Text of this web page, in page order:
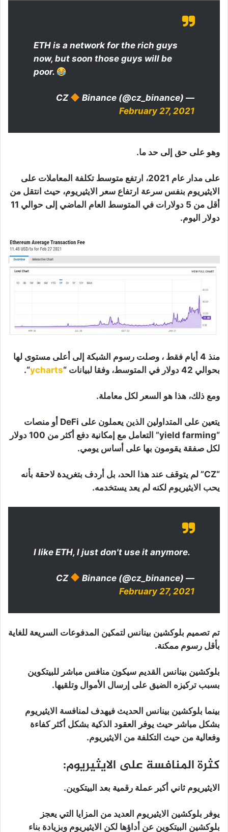
ETH is a network for the rich guys
now, but soon those guys will be
poor.
— CZ
Binance (@cz_binance)
February 27, 2021
وهو على حق إلى حد ما.
على مدار عام 2021، ارتفع متوسط ​​تكلفة المعاملات على
الايثيريوم بنفس سرعة ارتفاع سعر الايثيريوم، حيث انتقل من
أقل من 5 دولارات في المتوسط ​​العام الماضي إلى حوالي 11
دولار اليوم.
منذ 4 أيام فقط ، وصلت رسوم الشبكة إلى أعلى مستوى لها
بحوالي 42 دولار في المتوسط​​، وفقا لبيانات “
ycharts
“.
ومع ذلك، هذا هو السعر لكل معاملة.
يتعين على المتداولين الذين يعملون على DeFi أو منصات
“yield farming” التعامل مع إمكانية دفع أكثر من 100 دولار
لكل صفقة يقومون بها على أساس يومي.
“CZ” لم يتوقف عند هذا الحد، بل أردف بتغريدة لاحقة بأنه
يحب الايثيريوم لكنه لم يعد يستخدمه.
I like ETH, I just don't use it anymore.
— CZ
Binance (@cz_binance)
February 27, 2021
تم تصميم بلوكشين بينانس لتمكين المدفوعات السريعة للغاية
بأقل رسوم ممكنة.
بلوكشين بينانس القديم سيكون منافس مباشر للبيتكوين
بسبب تركيزه الضيق على إرسال الأموال وتلقيها.
بينما بلوكشين بينانس الحديث فيهدف لمنافسة الايثيريوم
بشكل مباشر حيث يوفر العقود الذكية بشكل أكثر كفاءة
وفعالية من حيث التكلفة من الايثيريوم.
كثرة المنافسة على الايثيريوم:
الايثيريوم ثاني أكبر عملة رقمية بعد البيتكوين.
يوفر بلوكشين الايثيريوم العديد من المزايا التي يعجز
بلوكشين البيتكوين عن أداؤها لكن الايثيريوم وبزيادة بناء